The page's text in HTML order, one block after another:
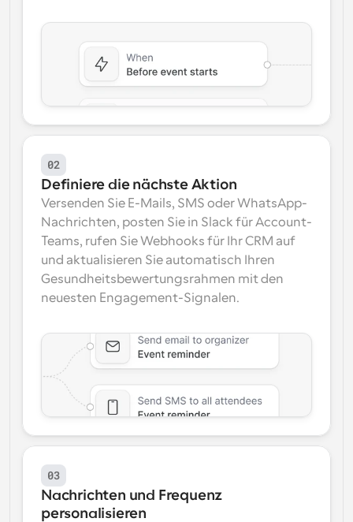
02
Definiere die nächste Aktion
Versenden Sie E-Mails, SMS oder WhatsApp-
Nachrichten, posten Sie in Slack für Account-
Teams, rufen Sie Webhooks für Ihr CRM auf
und aktualisieren Sie automatisch Ihren
Gesundheitsbewertungsrahmen mit den
neuesten Engagement-Signalen.
03
Nachrichten und Frequenz
personalisieren